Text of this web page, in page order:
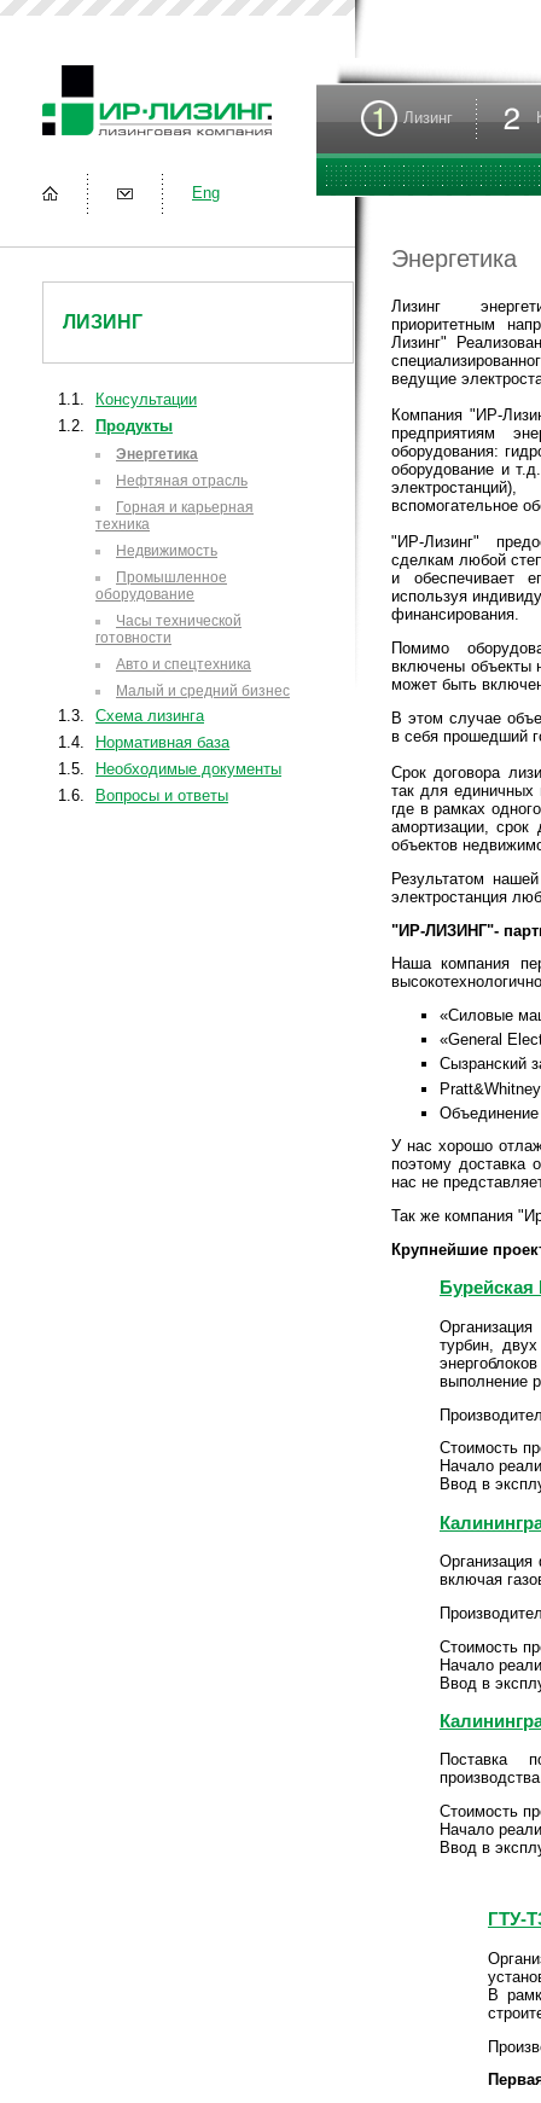
Eng
ЛИЗИНГ
1.1.
Консультации
1.2.
Продукты
Энергетика
Нефтяная отрасль
Горная и карьерная
техника
Недвижимость
Промышленное
оборудование
Часы технической
готовности
Авто и спецтехника
Малый и средний бизнес
1.3.
Схема лизинга
1.4.
Нормативная база
1.5.
Необходимые документы
1.6.
Вопросы и ответы
Лизинг
Энергетика
Лизинг
приоритетным
Лизинг"
ведущие
Компания "ИР-
предприятиям
оборудования:
оборудование и
вспомогательное
"ИР-Лизинг"
сделкам любой
и обеспечивает
используя
финансирования.
Помимо
включены объекты
может быть
В этом случае
в себя прошедший
Срок договора
так для единичных
где в рамках
амортизации,
объектов
Результатом
электростанция
"ИР-ЛИЗИНГ"-
Наша компания
«Силовые
«General
Сызранский
Pratt&Whitney
У нас хорошо
поэтому доставка
нас не
Так же компания
Крупнейшие
турбин,
выполнение
Стоимость
Начало
Ввод в
Организация
включая
Стоимость
Начало
Ввод в
Поставка
Стоимость
Начало
Ввод в
ГТУ-
В